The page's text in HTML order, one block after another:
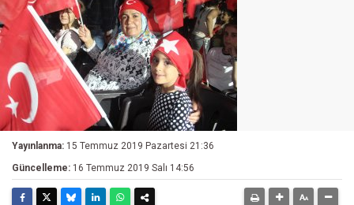
Yayınlanma: 15 Temmuz 2019 Pazartesi 21:36
Güncelleme: 16 Temmuz 2019 Salı 14:56